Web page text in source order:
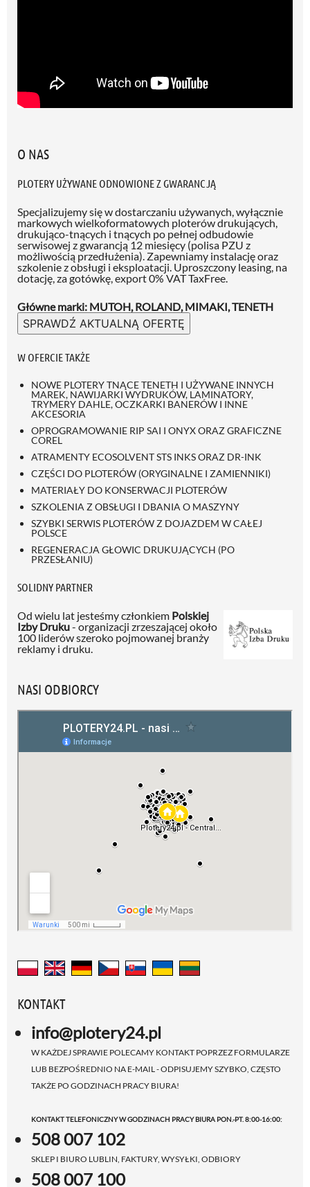
O NAS
PLOTERY UŻYWANE ODNOWIONE Z GWARANCJĄ
Specjalizujemy się w dostarczaniu używanych, wyłącznie
markowych wielkoformatowych ploterów drukujących,
drukująco-tnących i tnących po pełnej odbudowie
serwisowej z gwarancją 12 miesięcy (polisa PZU z
możliwością przedłużenia). Zapewniamy instalację oraz
szkolenie z obsługi i eksploatacji. Uproszczony leasing, na
dotację, za gotówkę, export 0% VAT TaxFree.
Główne marki: MUTOH, ROLAND, MIMAKI, TENETH
SPRAWDŹ AKTUALNĄ OFERTĘ
W OFERCIE TAKŻE
NOWE PLOTERY TNĄCE TENETH I UŻYWANE INNYCH
MAREK, NAWIJARKI WYDRUKÓW, LAMINATORY,
TRYMERY DAHLE, OCZKARKI BANERÓW I INNE
AKCESORIA
OPROGRAMOWANIE RIP SAI I ONYX ORAZ GRAFICZNE
COREL
ATRAMENTY ECOSOLVENT STS INKS ORAZ DR-INK
CZĘŚCI DO PLOTERÓW (ORYGINALNE I ZAMIENNIKI)
MATERIAŁY DO KONSERWACJI PLOTERÓW
SZKOLENIA Z OBSŁUGI I DBANIA O MASZYNY
SZYBKI SERWIS PLOTERÓW Z DOJAZDEM W CAŁEJ
POLSCE
REGENERACJA GŁOWIC DRUKUJĄCYCH (PO
PRZESŁANIU)
SOLIDNY PARTNER
Od wielu lat jesteśmy członkiem Polskiej
Izby Druku- organizacji zrzeszającej około
100 liderów szeroko pojmowanej branży
reklamy i druku.
NASI ODBIORCY
KONTAKT
info@plotery24.pl
W KAŻDEJ SPRAWIE POLECAMY KONTAKT POPRZEZ FORMULARZE
LUB BEZPOŚREDNIO NA E-MAIL - ODPISUJEMY SZYBKO, CZĘSTO
TAKŻE PO GODZINACH PRACY BIURA!
KONTAKT TELEFONICZNY W GODZINACH PRACY BIURA PON.-PT. 8:00-16:00:
508 007 102
SKLEP I BIURO LUBLIN, FAKTURY, WYSYŁKI, ODBIORY
508 007 100